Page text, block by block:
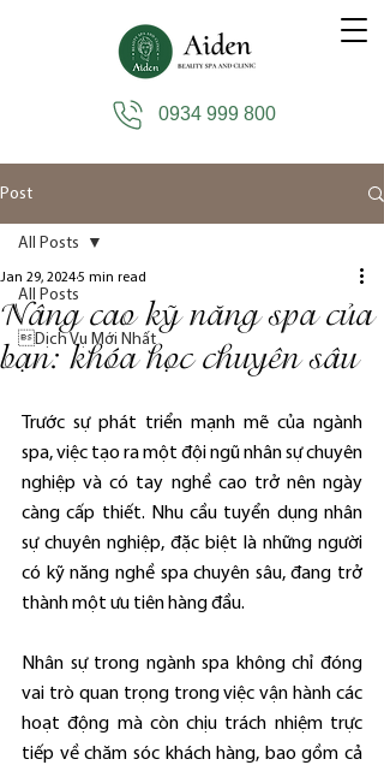
0934 999 800
Post
All Posts
Dịch Vụ Mới Nhất
All Posts
Nâng cao kỹ năng spa của
bạn: khóa học chuyên sâu
Jan 29, 20245 min read
Trước sự phát triển mạnh mẽ của ngành
spa, việc tạo ra một đội ngũ nhân sự chuyên
nghiệp và có tay nghề cao trở nên ngày
càng cấp thiết. Nhu cầu tuyển dụng nhân
sự chuyên nghiệp, đặc biệt là những người
có kỹ năng nghề spa chuyên sâu, đang trở
thành một ưu tiên hàng đầu.
Nhân sự trong ngành spa không chỉ đóng
vai trò quan trọng trong việc vận hành các
hoạt động mà còn chịu trách nhiệm trực
tiếp về chăm sóc khách hàng, bao gồm cả